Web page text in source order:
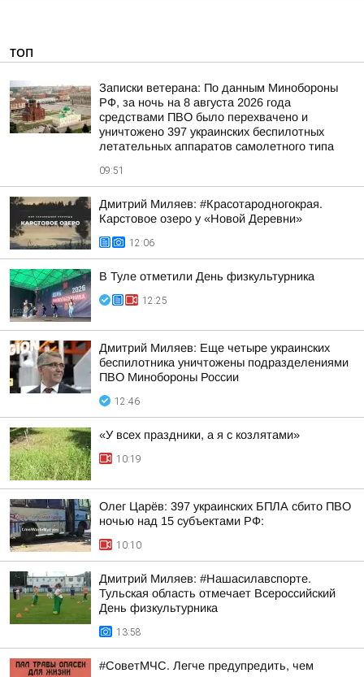
ТОП
Записки ветерана: По данным Минобороны
РФ, за ночь на 8 августа 2026 года
средствами ПВО было перехвачено и
уничтожено 397 украинских беспилотных
летательных аппаратов самолетного типа
09:51
Дмитрий Миляев: #Красотародногокрая.
Карстовое озеро у «Новой Деревни»
12:06
В Туле отметили День физкультурника
12:25
Дмитрий Миляев: Еще четыре украинских
беспилотника уничтожены подразделениями
ПВО Минобороны России
12:46
«У всех праздники, а я с козлятами»
10:19
Олег Царёв: 397 украинских БПЛА сбито ПВО
ночью над 15 субъектами РФ:
10:10
Дмитрий Миляев: #Нашасилавспорте.
Тульская область отмечает Всероссийский
День физкультурника
13:58
#СоветМЧС. Легче предупредить, чем